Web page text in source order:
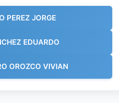
PEREZ JORGE
EDUARDO
OROZCO VIVIAN